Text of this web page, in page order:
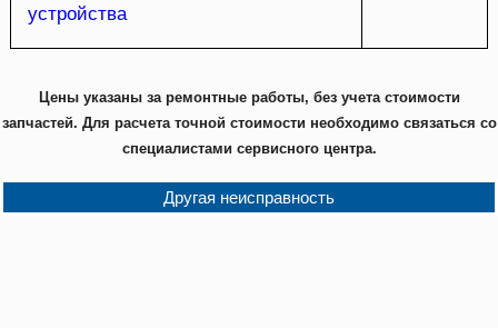
устройства
Цены указаны за ремонтные работы, без учета стоимости
запчастей. Для расчета точной стоимости необходимо связаться со
специалистами сервисного центра.
Другая неисправность